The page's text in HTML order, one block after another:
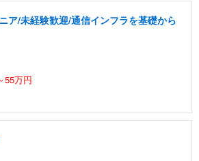
ア/未経験歓迎/通信インフラを基礎から
55万円